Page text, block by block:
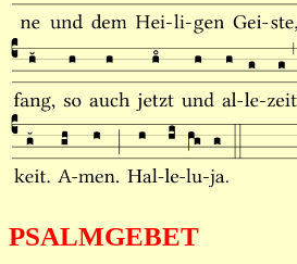
PSALMGEBET